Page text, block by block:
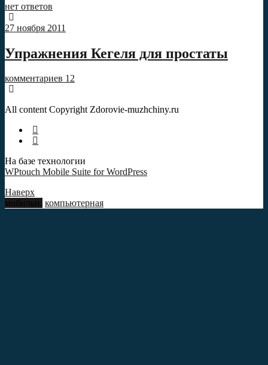
нет ответов
27 ноября 2011
Упражнения Кегеля для простаты
комментариев 12
All content Copyright Zdorovie-muzhchiny.ru
На базе технологии
WPtouch Mobile Suite for WordPress
Наверх
мобильн. компьютерная